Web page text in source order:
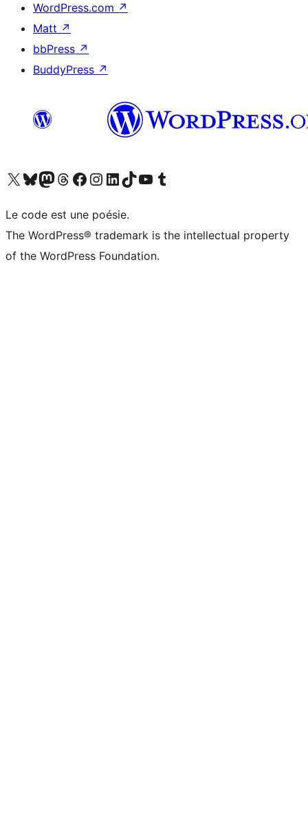
WordPress.com ↗
Matt ↗
bbPress ↗
BuddyPress ↗
Visitez notre compte X (précédemment Twitter)
Visiter notre compte Bluesky
Visiter notre compte Mastodon
Visiter notre compte Threads
Consulter notre compte Facebook
Consulter notre compte Instagram
Consulter notre compte LinkedIn
Visiter notre compte TokTok
Visiter notre chaîne YouTube
Visiter notre compte Tumblr
Le code est une poésie.
The WordPress® trademark is the intellectual property
of the WordPress Foundation.